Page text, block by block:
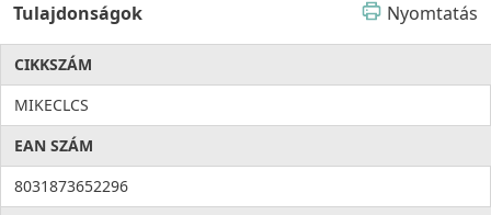
Tulajdonságok Nyomtatás
CIKKSZÁM
MIKECLCS
EAN SZÁM
8031873652296